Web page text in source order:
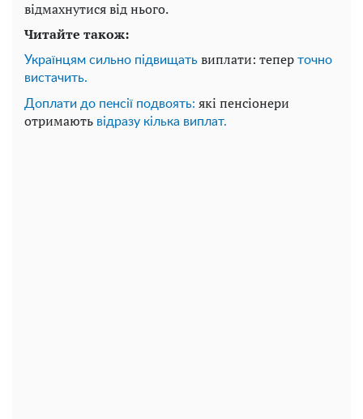
відмахнутися від нього.
Читайте також:
Українцям сильно підвищать виплати: тепер точно
вистачить.
Доплати до пенсії подвоять: які пенсіонери
отримають відразу кілька виплат.